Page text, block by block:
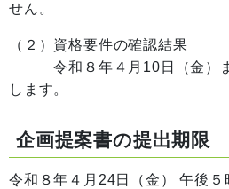
せん。
（２）資格要件の確認結果
令和８年４月10日（金）ま
します。
企画提案書の提出期限
令和８年４月24日（金） 午後５